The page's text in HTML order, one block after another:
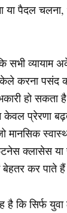
या पैदल
सभी व्यायाम
करना पसंद
हो सकता
केवल प्रेरणा
मानसिक
क्लासेस या
बेहतर कर पाते
कि सिर्फ युवा